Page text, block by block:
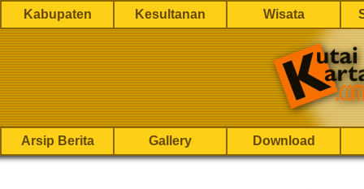
Kabupaten Kesultanan Wisata
Arsip Berita Gallery Download